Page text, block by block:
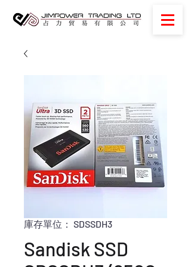
庫存單位： SDSSDH3
Sandisk SSD